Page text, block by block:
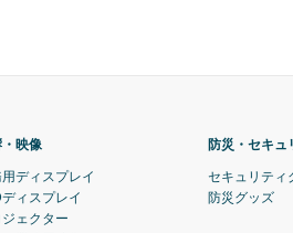
映像
ディスプレイ
ディスプレイ
ジェクター
防災・セキュ
セキュリティ
防災グッズ